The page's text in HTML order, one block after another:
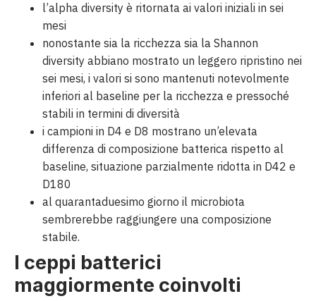
l’alpha diversity è ritornata ai valori iniziali in sei
mesi
nonostante sia la ricchezza sia la Shannon
diversity abbiano mostrato un leggero ripristino nei
sei mesi, i valori si sono mantenuti notevolmente
inferiori al baseline per la ricchezza e pressoché
stabili in termini di diversità
i campioni in D4 e D8 mostrano un’elevata
differenza di composizione batterica rispetto al
baseline, situazione parzialmente ridotta in D42 e
D180
al quarantaduesimo giorno il microbiota
sembrerebbe raggiungere una composizione
stabile.
I ceppi batterici
maggiormente coinvolti